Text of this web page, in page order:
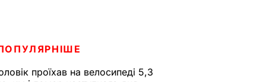
проїхав на велосипеді 5,3